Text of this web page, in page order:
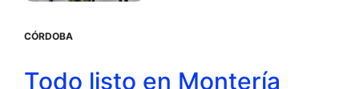
CÓRDOBA
Todo listo en Montería